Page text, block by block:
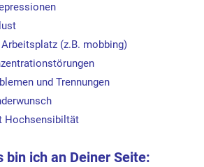
(z.B. mobbing)
und Trennungen
Hochsensibiltät
bin ich an Deiner Seite: